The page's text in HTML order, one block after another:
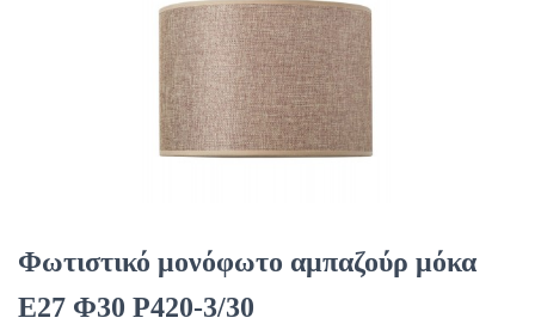
Φωτιστικό μονόφωτο αμπαζούρ μόκα
Ε27 Φ30 Ρ420-3/30